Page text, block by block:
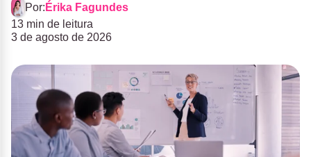
Por: Érika Fagundes
13 min de leitura
3 de agosto de 2026